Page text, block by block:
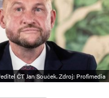
ČT Jan Souček. Zdroj: Profimedia